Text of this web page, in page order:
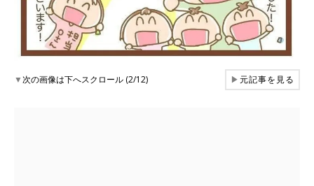
▼次の画像は下へスクロール (2/12) ▶元記事を見る